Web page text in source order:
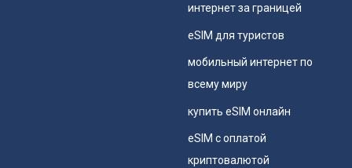
интернет за границей
eSIM для туристов
мобильный интернет по
всему миру
купить eSIM онлайн
eSIM с оплатой
криптовалютой